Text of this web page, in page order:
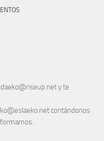
y te
contándonos